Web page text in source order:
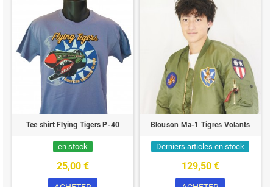
Tee shirt Flying Tigers P-40
en stock
25,00 €
Blouson Ma-1 Tigres Volants
Derniers articles en stock
129,50 €